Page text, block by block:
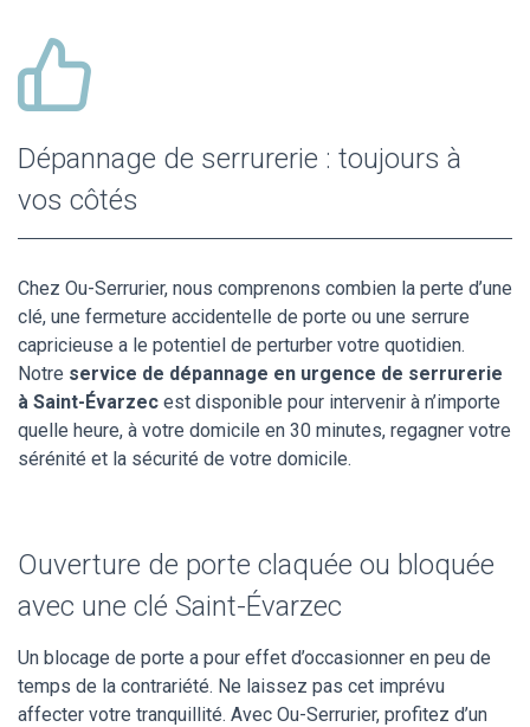
Dépannage de serrurerie : toujours à
vos côtés
Chez Ou-Serrurier, nous comprenons combien la perte d’une
clé, une fermeture accidentelle de porte ou une serrure
capricieuse a le potentiel de perturber votre quotidien.
Notre service de dépannage en urgence de serrurerie
à Saint-Évarzec est disponible pour intervenir à n’importe
quelle heure, à votre domicile en 30 minutes, regagner votre
sérénité et la sécurité de votre domicile.
Ouverture de porte claquée ou bloquée
avec une clé Saint-Évarzec
Un blocage de porte a pour effet d’occasionner en peu de
temps de la contrariété. Ne laissez pas cet imprévu
affecter votre tranquillité. Avec Ou-Serrurier, profitez d’un